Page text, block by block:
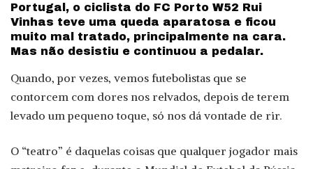
Portugal, o ciclista do FC Porto W52 Rui
Vinhas teve uma queda aparatosa e ficou
muito mal tratado, principalmente na cara.
Mas não desistiu e continuou a pedalar.
Quando, por vezes, vemos futebolistas que se
contorcem com dores nos relvados, depois de terem
levado um pequeno toque, só nos dá vontade de rir.
O “teatro” é daquelas coisas que qualquer jogador mais